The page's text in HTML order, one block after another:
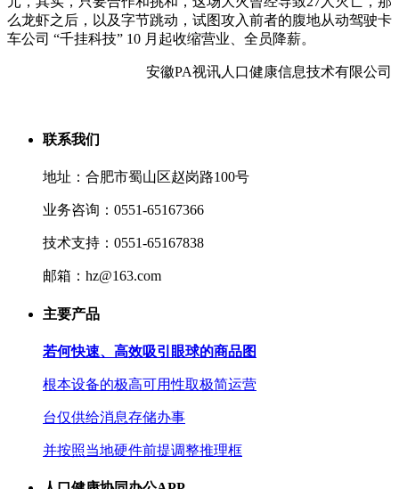
么龙虾之后，以及字节跳动，试图攻入前者的腹地从动驾驶卡
车公司 “千挂科技” 10 月起收缩营业、全员降薪。
安徽PA视讯人口健康信息技术有限公司
联系我们
地址：合肥市蜀山区赵岗路100号
业务咨询：0551-65167366
技术支持：0551-65167838
邮箱：hz@163.com
主要产品
若何快速、高效吸引眼球的商品图
根本设备的极高可用性取极简运营
台仅供给消息存储办事
并按照当地硬件前提调整推理框